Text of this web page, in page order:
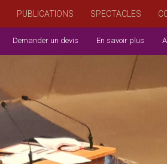
PUBLICATIONS SPECTACLES
Demander un devis En savoir plus